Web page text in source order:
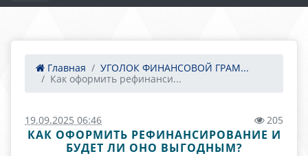
Главная
УГОЛОК ФИНАНСОВОЙ ГРАМ...
Как оформить рефинанси...
19.09.2025 06:46 205
КАК ОФОРМИТЬ РЕФИНАНСИРОВАНИЕ И
БУДЕТ ЛИ ОНО ВЫГОДНЫМ?